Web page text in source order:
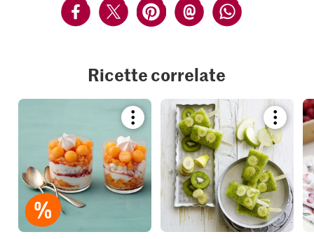
Ricette correlate
Bookmark
recipe
or
add
it
to
your
collections.
recipe
or
it
to
your